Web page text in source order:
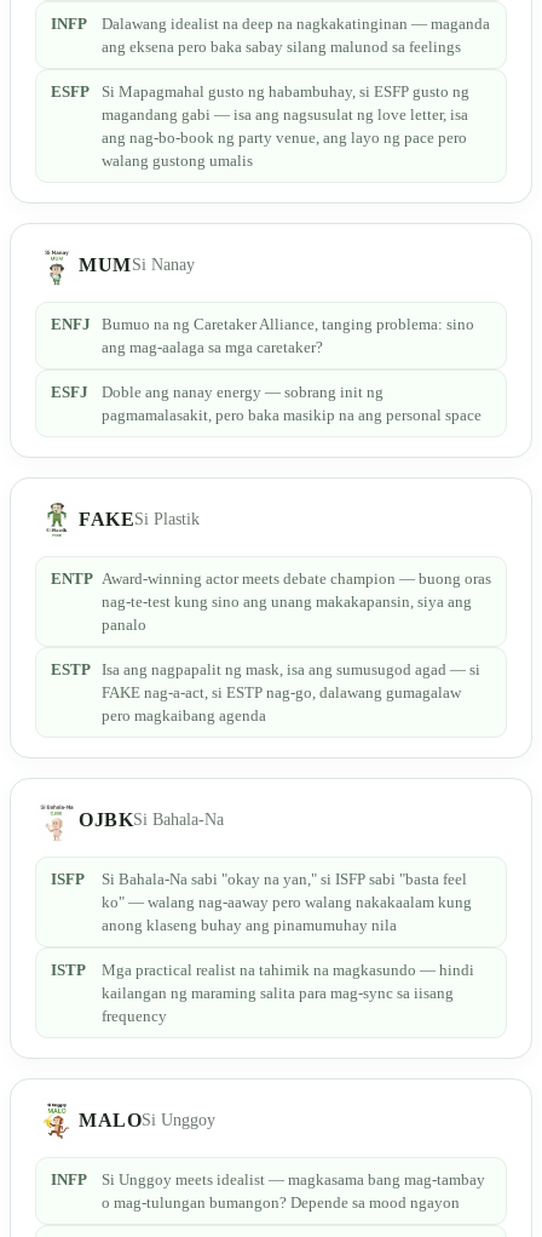
INFP
Dalawang idealist na deep na nagkakatinginan — maganda
ang eksena pero baka sabay silang malunod sa feelings
ESFP
Si Mapagmahal gusto ng habambuhay, si ESFP gusto ng
magandang gabi — isa ang nagsusulat ng love letter, isa
ang nag-bo-book ng party venue, ang layo ng pace pero
walang gustong umalis
MUMSi Nanay
ENFJ
Bumuo na ng Caretaker Alliance, tanging problema: sino
ang mag-aalaga sa mga caretaker?
ESFJ
Doble ang nanay energy — sobrang init ng
pagmamalasakit, pero baka masikip na ang personal space
FAKESi Plastik
ENTP Award-winning actor meets debate champion — buong oras
nag-te-test kung sino ang unang makakapansin, siya ang
panalo
ESTP Isa ang nagpapalit ng mask, isa ang sumusugod agad — si
FAKE nag-a-act, si ESTP nag-go, dalawang gumagalaw
pero magkaibang agenda
OJBKSi Bahala-Na
ISFP
Si Bahala-Na sabi "okay na yan," si ISFP sabi "basta feel
ko" — walang nag-aaway pero walang nakakaalam kung
anong klaseng buhay ang pinamumuhay nila
ISTP
Mga practical realist na tahimik na magkasundo — hindi
kailangan ng maraming salita para mag-sync sa iisang
frequency
MALOSi Unggoy
INFP
Si Unggoy meets idealist — magkasama bang mag-tambay
o mag-tulungan bumangon? Depende sa mood ngayon